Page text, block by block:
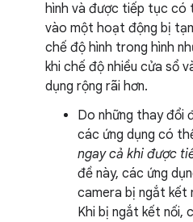
hình và được tiếp tục có
vào một hoạt động bị
chế độ hình trong hình
khi chế độ nhiều cửa sổ
dụng rộng rãi hơn.
Do những thay đổi
các ứng dụng có
ngay cả khi được
đề này, các ứng
camera bị ngắt kết
Khi bị ngắt kết nối,